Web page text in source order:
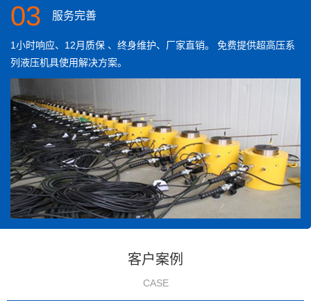
03 服务完善
1小时响应、12月质保 、终身维护、厂家直销。 免费提供超高压系
列液压机具使用解决方案。
客户案例
CASE